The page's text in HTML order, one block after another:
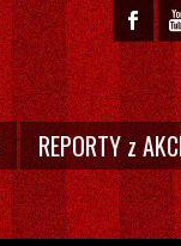
REPORTY z